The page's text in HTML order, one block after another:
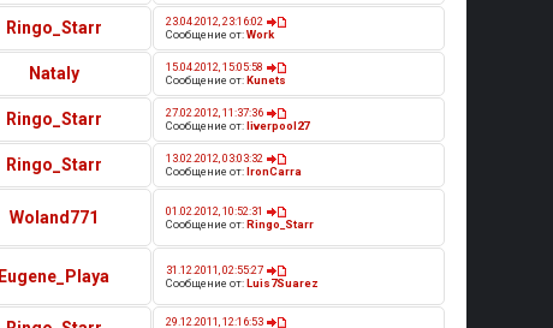
Ringo_Starr
23.04.2012, 23:16:02
Сообщение от:Work
Nataly
15.04.2012, 15:05:58
Сообщение от:Kunets
Ringo_Starr
27.02.2012, 11:37:36
Сообщение от:liverpool27
Ringo_Starr
13.02.2012, 03:03:32
Сообщение от:IronCarra
Woland771
01.02.2012, 10:52:31
Сообщение от:Ringo_Starr
Eugene_Playa
31.12.2011, 02:55:27
Сообщение от:Luis7Suarez
29.12.2011, 12:16:53